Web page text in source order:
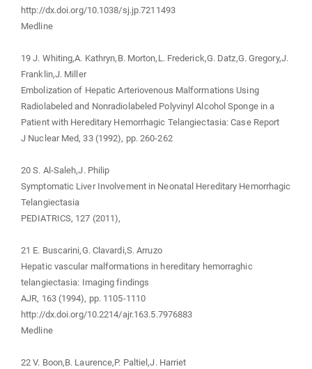
http://dx.doi.org/10.1038/sj.jp.7211493
Medline
19 J. Whiting,A. Kathryn,B. Morton,L. Frederick,G. Datz,G. Gregory,J.
Franklin,J. Miller
Embolization of Hepatic Arteriovenous Malformations Using
Radiolabeled and Nonradiolabeled Polyvinyl Alcohol Sponge in a
Patient with Hereditary Hemorrhagic Telangiectasia: Case Report
J Nuclear Med, 33 (1992), pp. 260-262
20 S. Al-Saleh,J. Philip
Symptomatic Liver Involvement in Neonatal Hereditary Hemorrhagic
Telangiectasia
PEDIATRICS, 127 (2011),
21 E. Buscarini,G. Clavardi,S. Arruzo
Hepatic vascular malformations in hereditary hemorraghic
telangiectasia: Imaging findings
AJR, 163 (1994), pp. 1105-1110
http://dx.doi.org/10.2214/ajr.163.5.7976883
Medline
22 V. Boon,B. Laurence,P. Paltiel,J. Harriet